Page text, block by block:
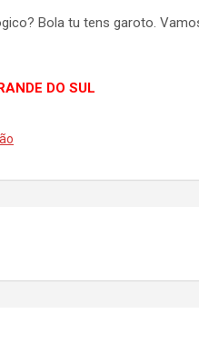
Bola tu tens garoto.
DO SUL